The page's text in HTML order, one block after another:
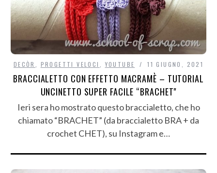
DECÒR PROGETTI VELOCI YOUTUBE 11 GIUGNO, 2021
BRACCIALETTO CON EFFETTO MACRAMÈ – TUTORIAL
UNCINETTO SUPER FACILE “BRACHET"
Ieri sera ho mostrato questo braccialetto, che ho
chiamato “BRACHET” (da braccialetto BRA + da
crochet CHET), su Instagram e…